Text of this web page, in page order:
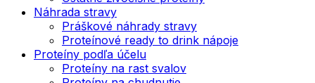
Náhrada stravy
Práškové náhrady stravy
Proteínové ready to drink nápoje
Proteíny podľa účelu
Proteíny na rast svalov